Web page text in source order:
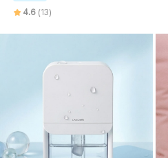
4.6 (13)